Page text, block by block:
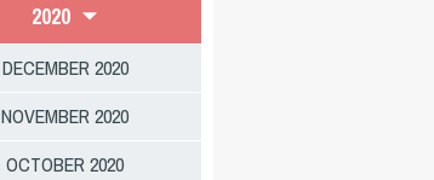
2020
DECEMBER 2020
NOVEMBER 2020
OCTOBER 2020